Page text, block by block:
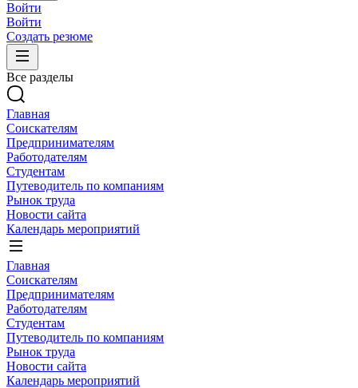
Войти
Войти
Создать резюме
Все разделы
Главная
Соискателям
Предпринимателям
Работодателям
Студентам
Путеводитель по компаниям
Рынок труда
Новости сайта
Календарь мероприятий
Главная
Соискателям
Предпринимателям
Работодателям
Студентам
Путеводитель по компаниям
Рынок труда
Новости сайта
Календарь мероприятий